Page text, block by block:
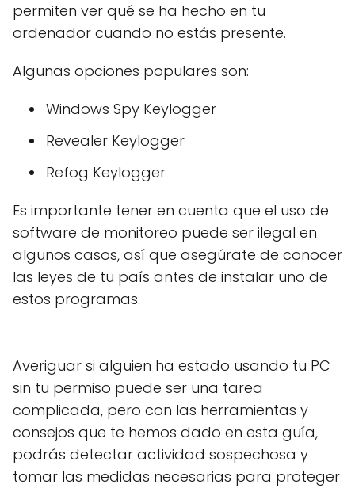
permiten ver qué se ha hecho en tu
ordenador cuando no estás presente.
Algunas opciones populares son:
Windows Spy Keylogger
Revealer Keylogger
Refog Keylogger
Es importante tener en cuenta que el uso de
software de monitoreo puede ser ilegal en
algunos casos, así que asegúrate de conocer
las leyes de tu país antes de instalar uno de
estos programas.
Averiguar si alguien ha estado usando tu PC
sin tu permiso puede ser una tarea
complicada, pero con las herramientas y
consejos que te hemos dado en esta guía,
podrás detectar actividad sospechosa y
tomar las medidas necesarias para proteger